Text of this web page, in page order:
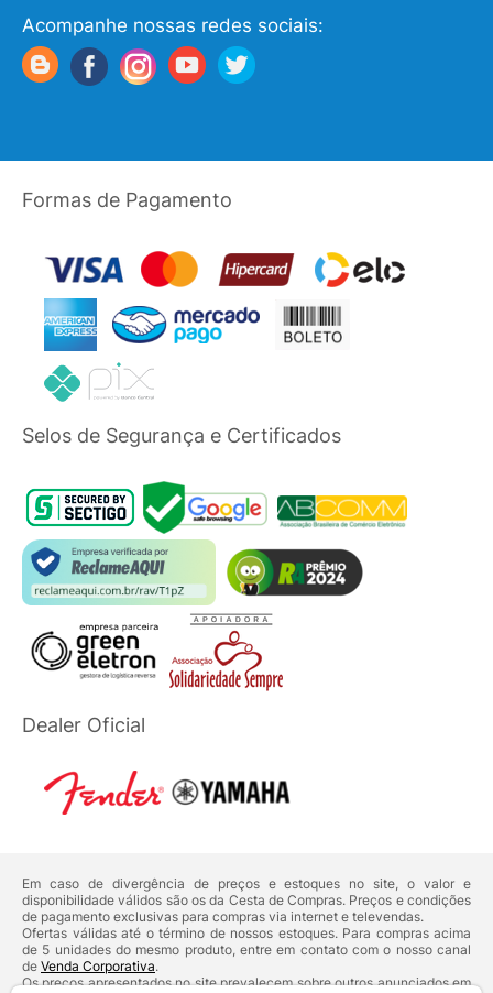
Acompanhe nossas redes sociais:
Formas de Pagamento
Selos de Segurança e Certificados
Dealer Oficial
Em caso de divergência de preços e estoques no site, o valor e
disponibilidade válidos são os da Cesta de Compras. Preços e condições
de pagamento exclusivas para compras via internet e televendas.
Ofertas válidas até o término de nossos estoques. Para compras acima
de 5 unidades do mesmo produto, entre em contato com o nosso canal
de Venda Corporativa.
Os preços apresentados no site prevalecem sobre outros anunciados em